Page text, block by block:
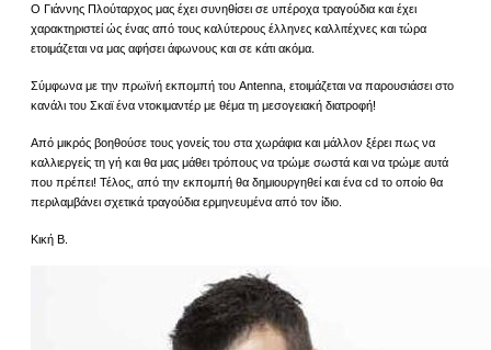
Ο Γιάννης Πλούταρχος μας έχει συνηθίσει σε υπέροχα τραγούδια και έχει
χαρακτηριστεί ώς ένας από τους καλύτερους έλληνες καλλιτέχνες και τώρα
ετοιμάζεται να μας αφήσει άφωνους και σε κάτι ακόμα.
Σύμφωνα με την πρωϊνή εκπομπή του Antenna, ετοιμάζεται να παρουσιάσει στο
κανάλι του Σκαϊ ένα ντοκιμαντέρ με θέμα τη μεσογειακή διατροφή!
Από μικρός βοηθούσε τους γονείς του στα χωράφια και μάλλον ξέρει πως να
καλλιεργείς τη γή και θα μας μάθει τρόπους να τρώμε σωστά και να τρώμε αυτά
που πρέπει! Τέλος, από την εκπομπή θα δημιουργηθεί και ένα cd το οποίο θα
περιλαμβάνει σχετικά τραγούδια ερμηνευμένα από τον ίδιο.
Κική Β.